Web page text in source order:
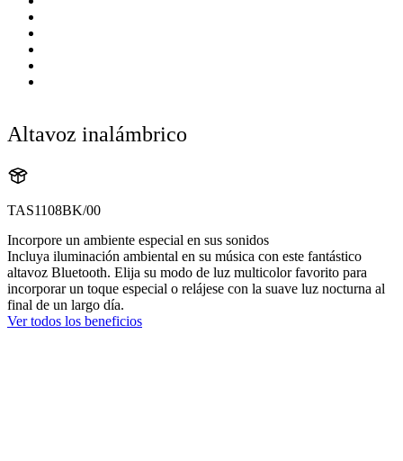
Altavoz inalámbrico
TAS1108BK/00
Incorpore un ambiente especial en sus sonidos
Incluya iluminación ambiental en su música con este fantástico
altavoz Bluetooth. Elija su modo de luz multicolor favorito para
incorporar un toque especial o relájese con la suave luz nocturna al
final de un largo día.
Ver todos los beneficios